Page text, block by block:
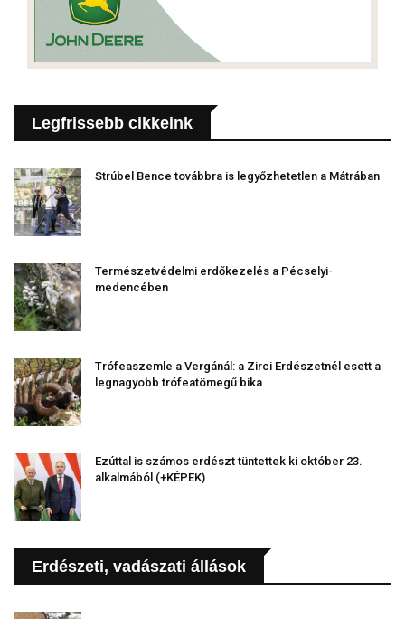
Legfrissebb cikkeink
Strúbel Bence továbbra is legyőzhetetlen a Mátrában
Természetvédelmi erdőkezelés a Pécselyi-
medencében
Trófeaszemle a Vergánál: a Zirci Erdészetnél esett a
legnagyobb trófeatömegű bika
Ezúttal is számos erdészt tüntettek ki október 23.
alkalmából (+KÉPEK)
Erdészeti, vadászati állások